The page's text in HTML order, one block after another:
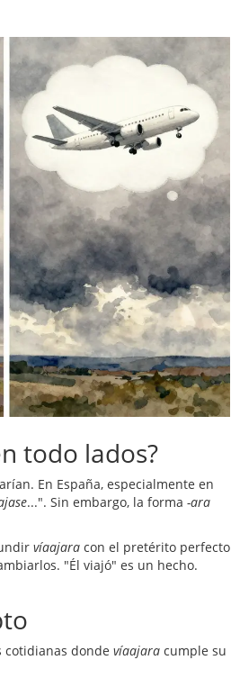
todo lados?
En España, especialmente en
...". Sin embargo, la forma -ara
víaajara con el pretérito perfecto
"Él viajó" es un hecho.
cotidianas donde víaajara cumple su